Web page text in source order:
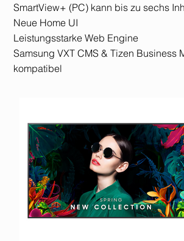
SmartView+ (PC) kann bis zu sechs
Neue Home UI
Leistungsstarke Web Engine
Samsung VXT CMS & Tizen Business
kompatibel